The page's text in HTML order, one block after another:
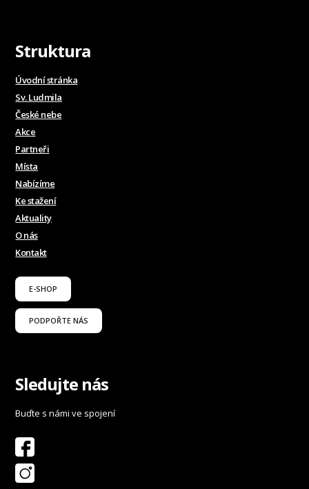
Struktura
Úvodní stránka
Sv. Ludmila
České nebe
Akce
Partneři
Místa
Nabízíme
Ke stažení
Aktuality
O nás
Kontakt
E-SHOP
PODPOŘTE NÁS
Sledujte nás
Buďte s námi ve spojení